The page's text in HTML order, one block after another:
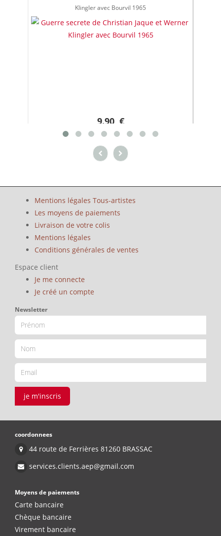
Klingler avec Bourvil 1965
9.90 €
Mentions légales Tous-artistes
Les moyens de paiements
Livraison de votre colis
Mentions légales
Conditions générales de ventes
Espace client
Je me connecte
Je créé un compte
Newsletter
je m'inscris
coordonnees
44 route de Ferrières 81260 BRASSAC
services.clients.aep@gmail.com
Moyens de paiements
Carte bancaire
Chèque bancaire
Virement bancaire